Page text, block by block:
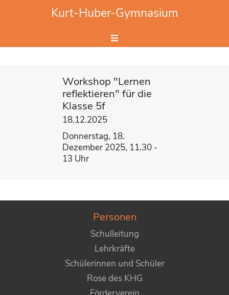
Kurt-Huber-Gymnasium
Workshop "Lernen
reflektieren" für die
Klasse 5f
18.12.2025
Donnerstag, 18.
Dezember 2025, 11.30 -
13 Uhr
Personen
Schulleitung
Lehrkräfte
Schülerinnen und Schüler
Rose des KHG
Website durchsuchen
Hier Suchbegriff eingeben.